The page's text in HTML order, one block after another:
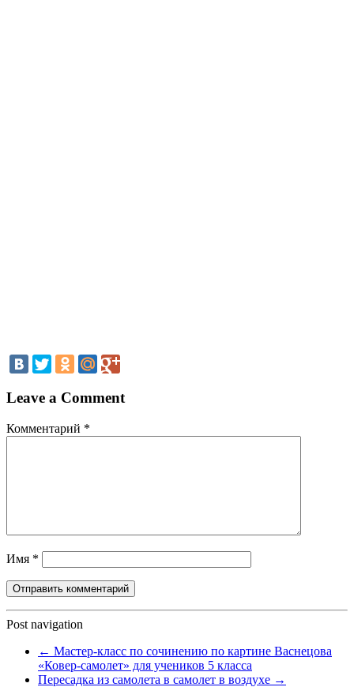
Leave a Comment
Комментарий *
Имя *
Post navigation
← Мастер-класс по сочинению по картине Васнецова
«Ковер-самолет» для учеников 5 класса
Пересадка из самолета в самолет в воздухе →